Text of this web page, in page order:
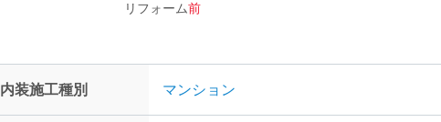
リフォーム前
内装施工種別 マンション